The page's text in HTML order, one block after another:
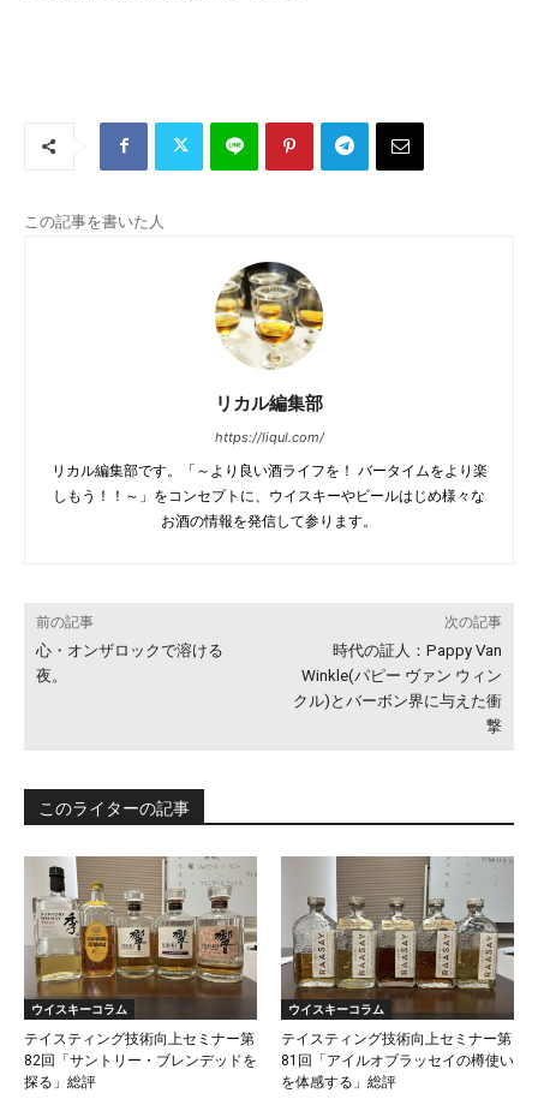
この記事を書いた人
リカル編集部
https://liqul.com/
リカル編集部です。「～より良い酒ライフを！ バータイムをより楽
しもう！！～」をコンセプトに、ウイスキーやビールはじめ様々な
お酒の情報を発信して参ります。
前の記事
心・オンザロックで溶ける
夜。
次の記事
時代の証人：Pappy Van
Winkle(パピー ヴァン ウィン
クル)とバーボン界に与えた衝
撃
このライターの記事
ウイスキーコラム
テイスティング技術向上セミナー第
82回「サントリー・ブレンデッドを
探る」総評
ウイスキーコラム
テイスティング技術向上セミナー第
81回「アイルオブラッセイの樽使い
を体感する」総評